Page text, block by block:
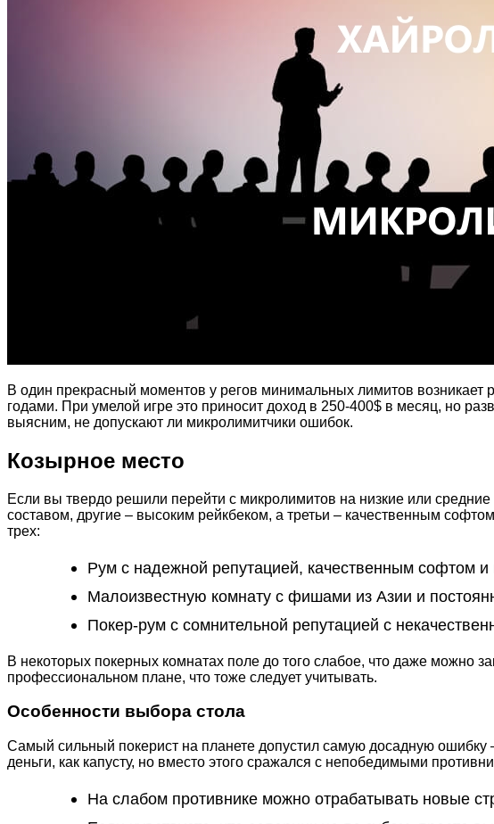
В один прекрасный моментов у регов минимальных лимитов
годами. При умелой игре это приносит доход в 250-400$ в месяц, но
выясним, не допускают ли микролимитчики ошибок.
Козырное место
Если вы твердо решили перейти с микролимитов на низкие или
составом, другие – высоким рейкбеком, а третьи – качественным
трех:
Рум с надежной репутацией, качественным софтом
Малоизвестную комнату с фишами из Азии и
Покер-рум с сомнительной репутацией с
В некоторых покерных комнатах поле до того слабое, что даже можно
профессиональном плане, что тоже следует учитывать.
Особенности выбора стола
Самый сильный покерист на планете допустил самую досадную
деньги, как капусту, но вместо этого сражался с непобедимыми
На слабом противнике можно отрабатывать новые